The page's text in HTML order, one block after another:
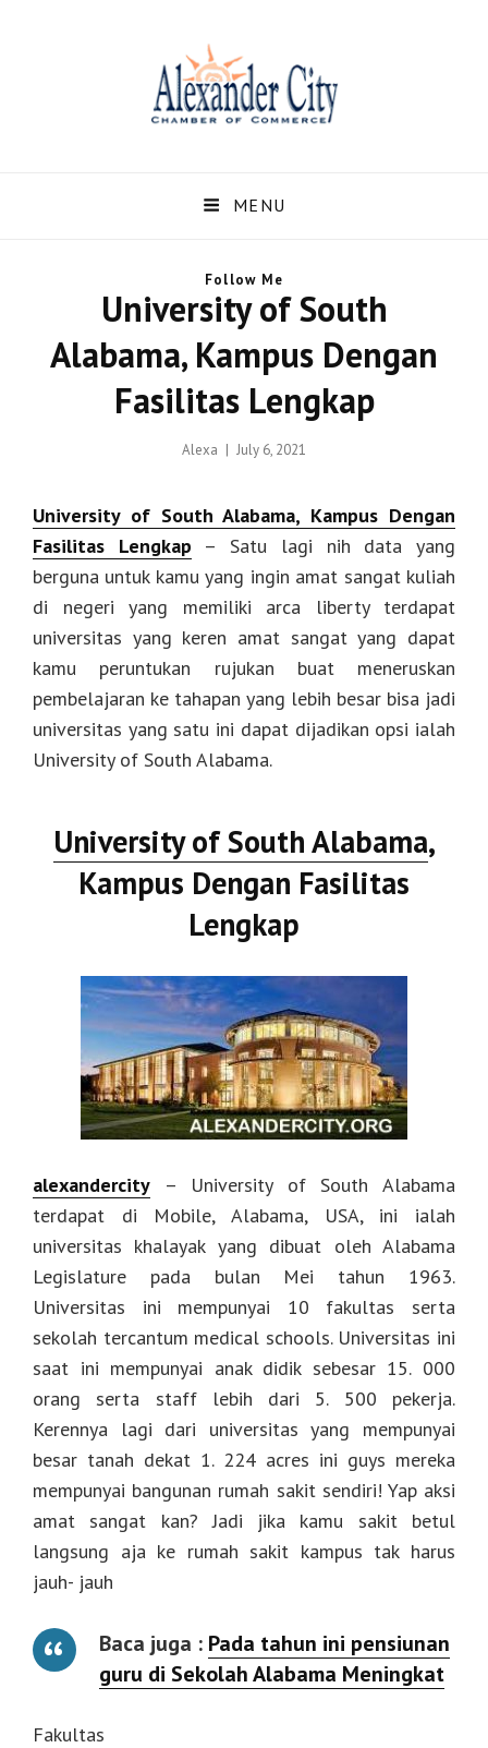
Dan Berita Terbaru
Alexander Alabama
Terbaru dari Kota Alexander Alabama di US
MENU
University of South
Alabama, Kampus Dengan
Fasilitas Lengkap
Alexa
Posted
July 6, 2021
University of South Alabama, Kampus Dengan
Fasilitas Lengkap – Satu lagi nih data yang
berguna untuk kamu yang ingin amat sangat kuliah
di negeri yang memiliki arca liberty terdapat
universitas yang keren amat sangat yang dapat
kamu peruntukan rujukan buat meneruskan
pembelajaran ke tahapan yang lebih besar bisa jadi
universitas yang satu ini dapat dijadikan opsi ialah
University of South Alabama.
University of South Alabama,
Kampus Dengan Fasilitas
Lengkap
alexandercity – University of South Alabama
terdapat di Mobile, Alabama, USA, ini ialah
universitas khalayak yang dibuat oleh Alabama
Legislature pada bulan Mei tahun 1963.
Universitas ini mempunyai 10 fakultas serta
sekolah tercantum medical schools. Universitas ini
saat ini mempunyai anak didik sebesar 15. 000
orang serta staff lebih dari 5. 500 pekerja.
Kerennya lagi dari universitas yang mempunyai
besar tanah dekat 1. 224 acres ini guys mereka
mempunyai bangunan rumah sakit sendiri! Yap aksi
amat sangat kan? Jadi jika kamu sakit betul
langsung aja ke rumah sakit kampus tak harus
jauh- jauh
Baca juga : Pada tahun ini pensiunan
guru di Sekolah Alabama Meningkat
Fakultas
Follow Me